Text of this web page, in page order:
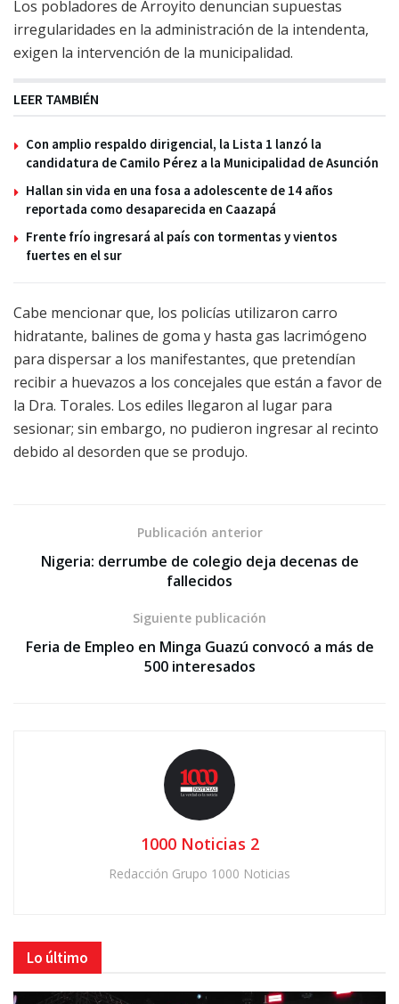
Los pobladores de Arroyito denuncian supuestas
irregularidades en la administración de la intendenta,
exigen la intervención de la municipalidad.
LEER TAMBIÉN
Con amplio respaldo dirigencial, la Lista 1 lanzó la
candidatura de Camilo Pérez a la Municipalidad de Asunción
Hallan sin vida en una fosa a adolescente de 14 años
reportada como desaparecida en Caazapá
Frente frío ingresará al país con tormentas y vientos
fuertes en el sur
Cabe mencionar que, los policías utilizaron carro
hidratante, balines de goma y hasta gas lacrimógeno
para dispersar a los manifestantes, que pretendían
recibir a huevazos a los concejales que están a favor de
la Dra. Torales. Los ediles llegaron al lugar para
sesionar; sin embargo, no pudieron ingresar al recinto
debido al desorden que se produjo.
Publicación anterior
Nigeria: derrumbe de colegio deja decenas de
fallecidos
Siguiente publicación
Feria de Empleo en Minga Guazú convocó a más de
500 interesados
1000 Noticias 2
Redacción Grupo 1000 Noticias
Lo último